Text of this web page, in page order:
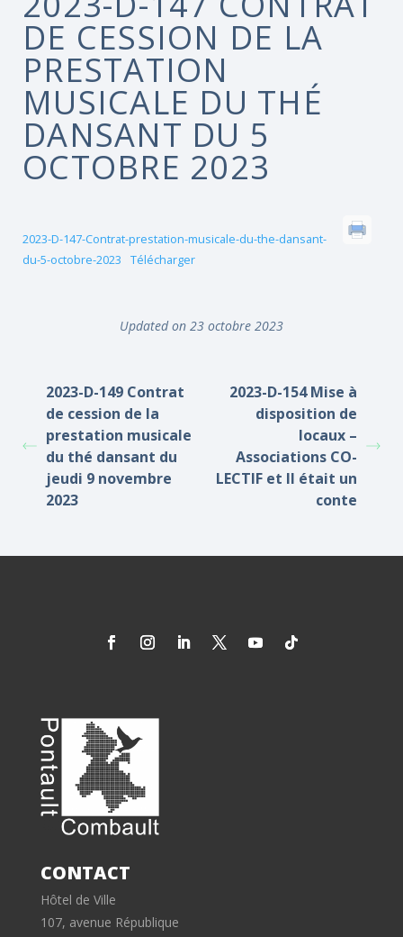
DE CESSION DE LA
PRESTATION
MUSICALE DU THÉ
DANSANT DU 5
OCTOBRE 2023
2023-D-147-Contrat-prestation-musicale-du-the-dansant-
du-5-octobre-2023
Télécharger
Updated on 23 octobre 2023
2023-D-149 Contrat
de cession de la
prestation musicale
du thé dansant du
jeudi 9 novembre
2023
2023-D-154 Mise à
disposition de
locaux –
Associations CO-
LECTIF et Il était un
conte
CONTACT
Hôtel de Ville
107, avenue République